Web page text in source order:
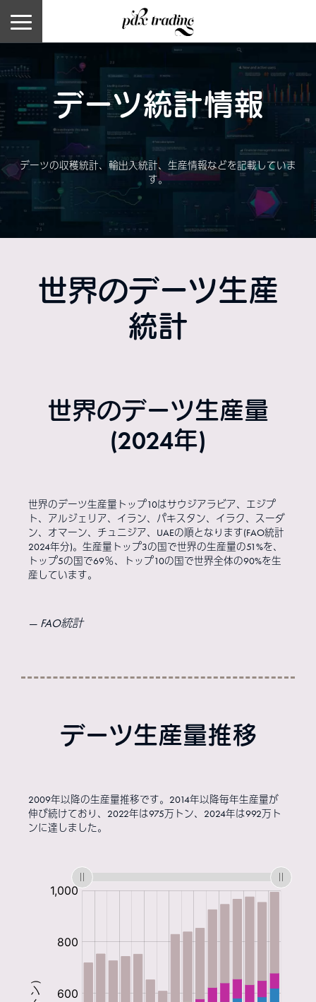
デーツ統計情報
デーツの収穫統計、輸出入統計、生産情報などを記載していま
す。
世界のデーツ生産
統計
世界のデーツ生産量
(2024年)
世界のデーツ生産量トップ10はサウジアラビア、エジプ
ト、アルジェリア、イラン、パキスタン、イラク、スーダ
ン、オマーン、チュニジア、UAEの順となります(FAO統計
2024年分)。生産量トップ3の国で世界の生産量の51%を、
トップ5の国で69％、トップ10の国で世界全体の90%を生
産しています。
FAO統計
デーツ生産量推移
2009年以降の生産量推移です。2014年以降毎年生産量が
伸び続けており、2022年は975万トン、2024年は992万ト
ンに達しました。